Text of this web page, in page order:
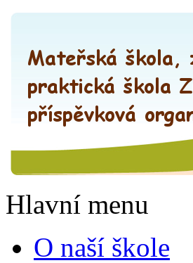
Hlavní menu
O naší škole